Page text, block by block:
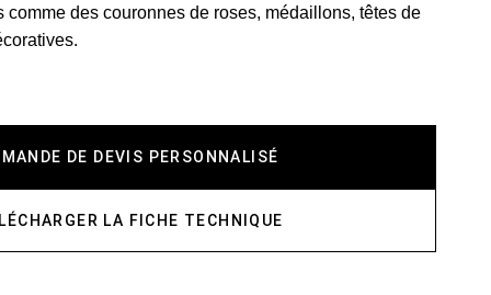
comme des couronnes de roses, médaillons, têtes de
DE DEVIS PERSONNALISÉ
LA FICHE TECHNIQUE